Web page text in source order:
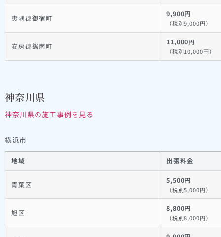
夷隅郡御宿町 9,900円
（税別9,000円）
安房郡鋸南町 11,000円
（税別10,000円）
神奈川県
神奈川県の施工事例を見る
横浜市
地域 出張料金
青葉区 5,500円
（税別5,000円）
旭区 8,800円
（税別8,000円）